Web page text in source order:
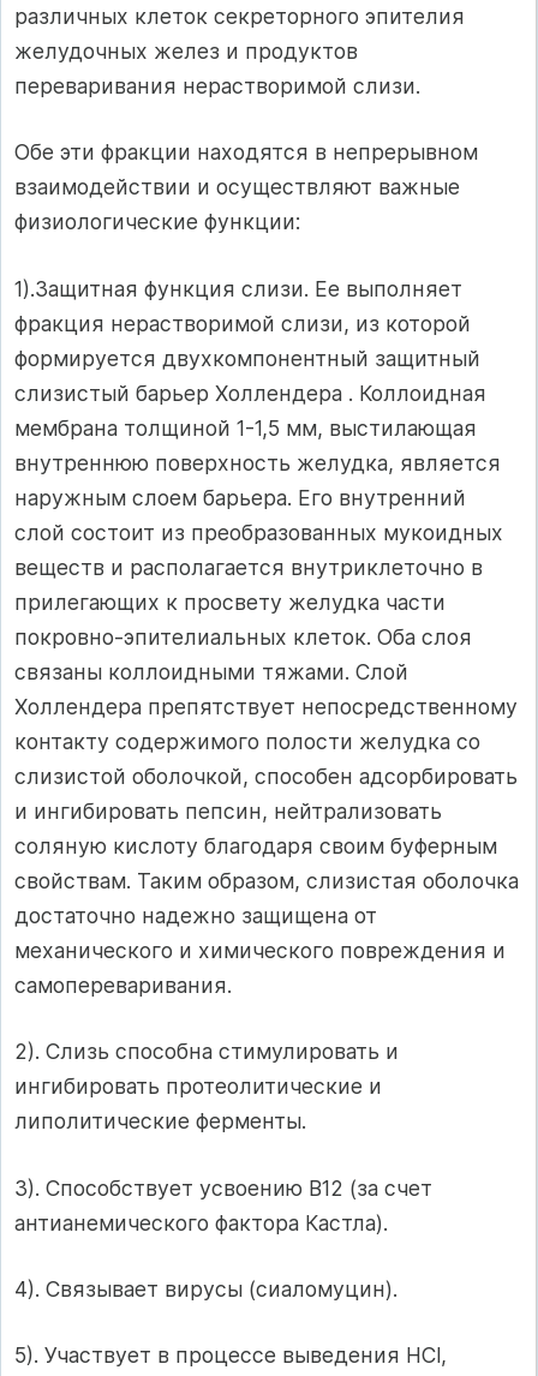
различных клеток секреторного эпителия
желудочных желез и продуктов
переваривания нерастворимой слизи.
Обе эти фракции находятся в непрерывном
взаимодействии и осуществляют важные
физиологические функции:
1).Защитная функция слизи. Ее выполняет
фракция нерастворимой слизи, из которой
формируется двухкомпонентный защитный
слизистый барьер Холлендера . Коллоидная
мембрана толщиной 1-1,5 мм, выстилающая
внутреннюю поверхность желудка, является
наружным слоем барьера. Его внутренний
слой состоит из преобразованных мукоидных
веществ и располагается внутриклеточно в
прилегающих к просвету желудка части
покровно-эпителиальных клеток. Оба слоя
связаны коллоидными тяжами. Слой
Холлендера препятствует непосредственному
контакту содержимого полости желудка со
слизистой оболочкой, способен адсорбировать
и ингибировать пепсин, нейтрализовать
соляную кислоту благодаря своим буферным
свойствам. Таким образом, слизистая оболочка
достаточно надежно защищена от
механического и химического повреждения и
самопереваривания.
2). Слизь способна стимулировать и
ингибировать протеолитические и
липолитические ферменты.
3). Способствует усвоению В12 (за счет
антианемического фактора Кастла).
4). Связывает вирусы (сиаломуцин).
5). Участвует в процессе выведения HCl,